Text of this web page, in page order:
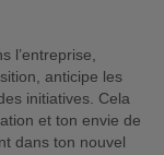
l’entreprise,
anticipe les
initiatives. Cela
et ton envie de
dans ton nouvel